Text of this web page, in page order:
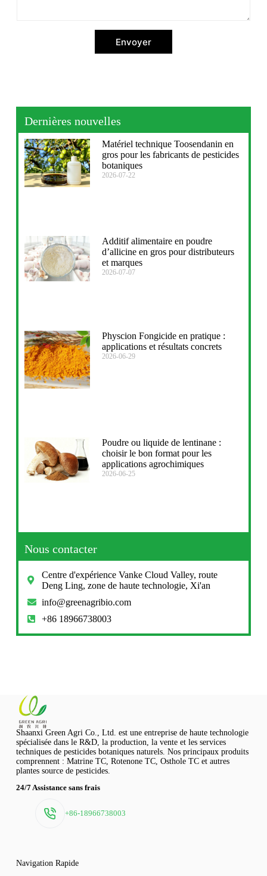
Envoyer
Dernières nouvelles
Matériel technique Toosendanin en
gros pour les fabricants de pesticides
botaniques
2026-07-22
Additif alimentaire en poudre
d’allicine en gros pour distributeurs
et marques
2026-07-07
Physcion Fongicide en pratique :
applications et résultats concrets
2026-06-29
Poudre ou liquide de lentinane :
choisir le bon format pour les
applications agrochimiques
2026-06-25
Nous contacter
Centre d'expérience Vanke Cloud Valley, route
Deng Ling, zone de haute technologie, Xi'an
info@greenagribio.com
+86 18966738003
Shaanxi Green Agri Co., Ltd. est une entreprise de haute technologie
spécialisée dans le R&D, la production, la vente et les services
techniques de pesticides botaniques naturels. Nos principaux produits
comprennent : Matrine TC, Rotenone TC, Osthole TC et autres
plantes source de pesticides.
24/7 Assistance sans frais
+86-18966738003
Navigation Rapide